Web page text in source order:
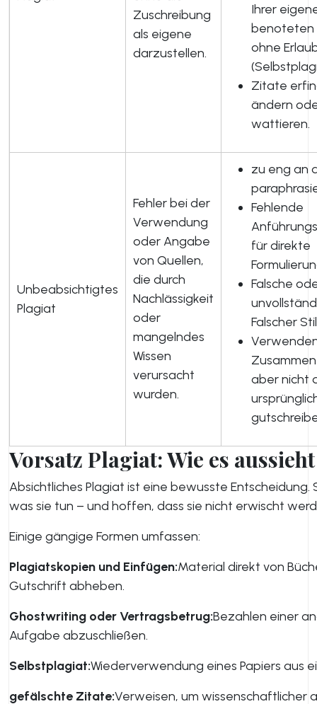
Zuschreibung
als eigene
darzustellen.
Ihrer
benoteten
ohne
Zitate
ändern
wattieren.
Unbeabsichtigtes
Plagiat
Fehler bei der
Verwendung
oder Angabe
von Quellen,
die durch
Nachlässigkeit
oder
mangelndes
Wissen
verursacht
wurden.
zu eng an
Fehlende
für direkte
Falsche
Falscher
aber nicht
Vorsatz Plagiat: Wie es aussieht
Absichtliches Plagiat ist eine bewusste
was sie tun – und hoffen, dass sie nicht erwischt
Einige gängige Formen umfassen:
Plagiatskopien und Einfügen:Material direkt von
Gutschrift abheben.
Ghostwriting oder Vertragsbetrug:Bezahlen einer
Aufgabe abzuschließen.
Selbstplagiat:Wiederverwendung eines Papiers aus
gefälschte Zitate:Verweisen, um wissenschaftlicher